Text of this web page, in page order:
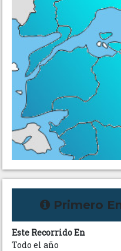
Primero
Este Recorrido En
Todo el año